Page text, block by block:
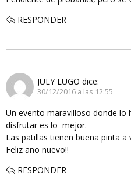
RESPONDER
JULY LUGO dice:
30/12/2016 a las 12:55
Un evento maravilloso donde lo
disfrutar es lo mejor.
Las patillas tienen buena pinta a
Feliz año nuevo!!
RESPONDER